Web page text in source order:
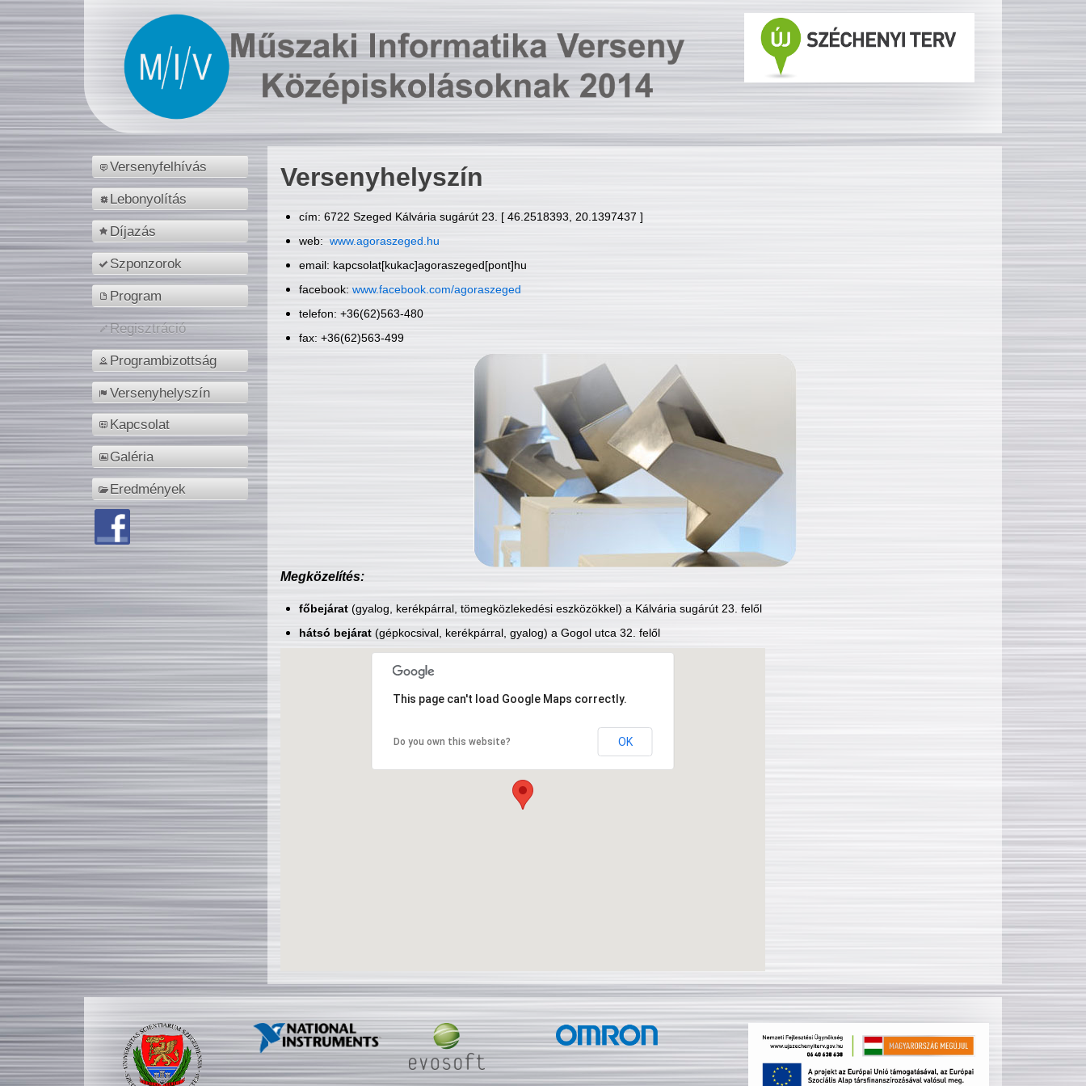
Versenyfelhívás
Lebonyolítás
Díjazás
Szponzorok
Program
Regisztráció
Programbizottság
Versenyhelyszín
Kapcsolat
Galéria
Eredmények
Versenyhelyszín
cím: 6722 Szeged Kálvária sugárút 23. [ 46.2518393, 20.1397437 ]
web: www.agoraszeged.hu
email: kapcsolat[kukac]agoraszeged[pont]hu
facebook: www.facebook.com/agoraszeged
telefon: +36(62)563-480
fax: +36(62)563-499
Megközelítés:
főbejárat(gyalog, kerékpárral, tömegközlekedési eszközökkel) a Kálvária sugárút 23. felől
hátsó bejárat(gépkocsival, kerékpárral, gyalog) a Gogol utca 32. felől
This page can't load Google Maps correctly.
Do you own this website? OK